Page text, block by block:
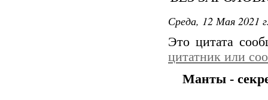
Среда, 12 Мая 2021
Это цитата
цитатник или
Манты -